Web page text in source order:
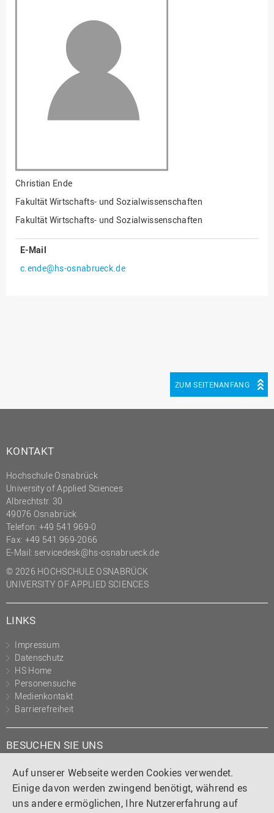
Auf unserer Webseite werden Cookies verwendet.
Einige davon werden zwingend benötigt, während es
uns andere ermöglichen, Ihre Nutzererfahrung auf
und Informatik
Fakultät Management,
Kultur und Technik
Fakultät Wirtschafts- und
Sozialwissenschaften
Finanzen
Gesellschaftliches
Hochschulplanung/-
strategie
Personalrat
Präsidialbüro
Professional School
Projekte des Präsidiums
Projektmanagement Office
(PMO)
Prozessmanagement
Recht
Studium und Lehre
Transfer- und
Innovationsmanagement
Christian Ende
Fakultät Wirtschafts- und Sozialwissenschaften
Fakultät Wirtschafts- und Sozialwissenschaften
E-Mail
c.ende@hs-osnabrueck.de
ZUM SEITENANFANG
KONTAKT
Hochschule Osnabrück
University of Applied Sciences
Albrechtstr. 30
49076 Osnabrück
Telefon: +49 541 969-0
Fax: +49 541 969-2066
E-Mail: servicedesk@hs-osnabrueck.de
© 2026 HOCHSCHULE OSNABRÜCK
UNIVERSITY OF APPLIED SCIENCES
LINKS
Impressum
Datenschutz
HS Home
Personensuche
Medienkontakt
Barrierefreiheit
BESUCHEN SIE UNS
Instagram
TiktokLinkedIn
YouTube
Facebook